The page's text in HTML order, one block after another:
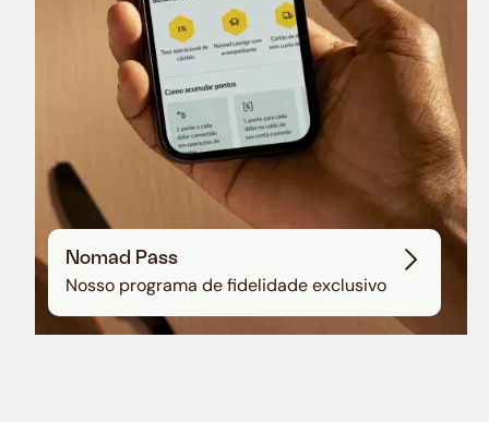
Nomad Pass
Nosso programa de fidelidade exclusivo